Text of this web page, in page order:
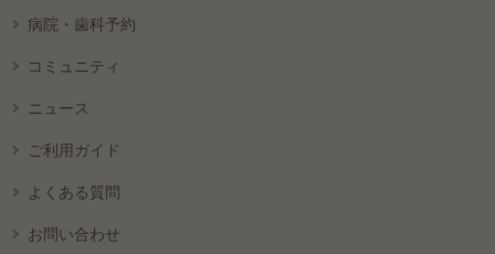
病院・歯科予約
コミュニティ
ニュース
ご利用ガイド
よくある質問
お問い合わせ